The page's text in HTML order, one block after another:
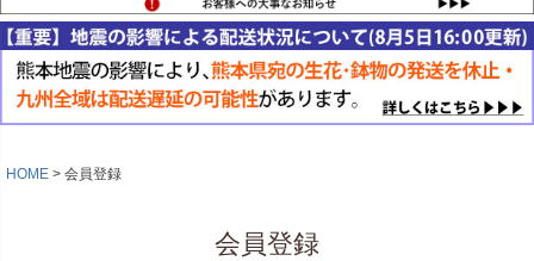
HOME 会員登録
会員登録